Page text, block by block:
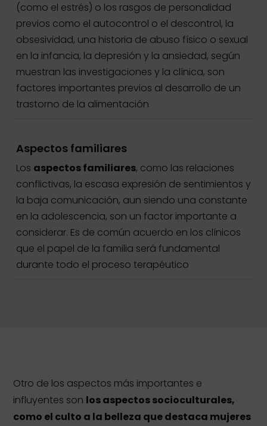
(como el estrés) o los rasgos de personalidad
previos como el autocontrol o el descontrol, la
obsesividad, una historia de abuso físico o sexual
en la infancia, la depresión y la ansiedad, según
muestran las investigaciones y la clínica, son
factores importantes previos al desarrollo de un
trastorno de la alimentación
Aspectos familiares
Los aspectos familiares, como las relaciones
conflictivas, la escasa expresión de sentimientos y
la baja comunicación, aun siendo una constante
en la adolescencia, son un factor importante a
considerar. Es de común acuerdo en los clínicos
que el papel de la familia será fundamental
durante todo el proceso terapéutico
Otro de los aspectos más importantes e
influyentes son los aspectos socioculturales,
como el culto a la belleza que destaca mujeres